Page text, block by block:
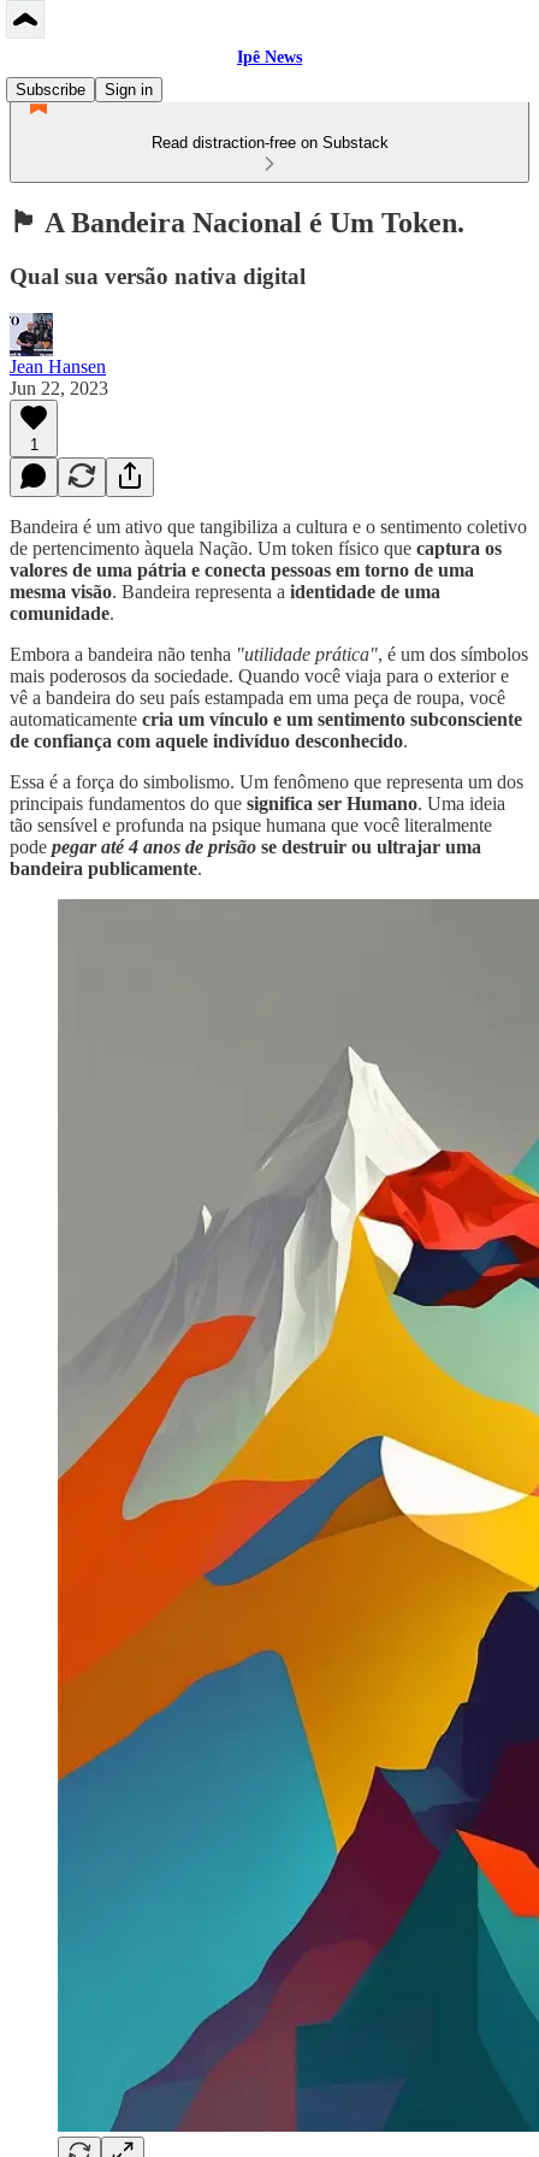
Ipê News
Subscribe
Sign in
Read distraction-free on Substack
🏴 A Bandeira Nacional é Um Token.
Qual sua versão nativa digital
Jean Hansen
Jun 22, 2023
1
Bandeira é um ativo que tangibiliza a cultura e o sentimento coletivo
de pertencimento àquela Nação. Um token físico que captura os
valores de uma pátria e conecta pessoas em torno de uma
mesma visão. Bandeira representa a identidade de uma
comunidade.
Embora a bandeira não tenha "utilidade prática", é um dos símbolos
mais poderosos da sociedade. Quando você viaja para o exterior e
vê a bandeira do seu país estampada em uma peça de roupa, você
automaticamente cria um vínculo e um sentimento subconsciente
de confiança com aquele indivíduo desconhecido.
Essa é a força do simbolismo. Um fenômeno que representa um dos
principais fundamentos do que significa ser Humano. Uma ideia
tão sensível e profunda na psique humana que você literalmente
pode pegar até 4 anos de prisão se destruir ou ultrajar uma
bandeira publicamente.